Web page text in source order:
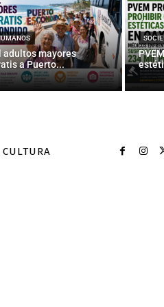
adultos mayores
a Puerto...
CULTURA